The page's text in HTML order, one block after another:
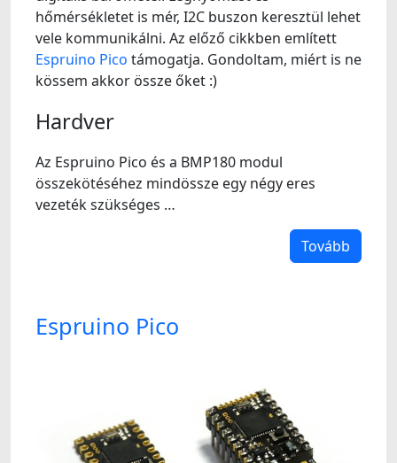
hőmérsékletet is mér, I2C buszon keresztül lehet
vele kommunikálni. Az előző cikkben említett
Espruino Pico támogatja. Gondoltam, miért is ne
kössem akkor össze őket :)
Hardver
Az Espruino Pico és a BMP180 modul
összekötéséhez mindössze egy négy eres
vezeték szükséges …
Tovább
Espruino Pico